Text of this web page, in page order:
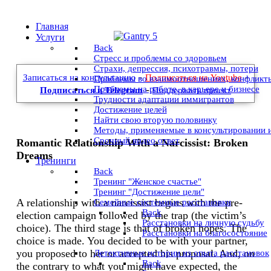
Главная
Услуги
Back
Стресс и проблемы со здоровьем
Страхи, депрессия, психотравмы, потери
Проблемы во взаимоотношениях,
Проблемы на работе, в карьере и бизнесе
Трудности адаптации иммигрантов
Достижение целей
Найти свою вторую половинку
Методы, применяемые в консультировании
Срочный видео ответ
Тренинги
Back
Тренинг "Женское счастье"
Тренинг "Достижение цели"
Семейные системные расстановки
Back
Расстановки на личную судьбу
Расстановки на благосостояние
Детективные истории из опыта расстановок
Back
Записаться на консультацию-Подписаться на Youtube-
Подписаться в Telegram-Поддержать проект
Romantic Relationship With a Narcissist: Broken
Dreams
A relationship with a narcissist begins with the pre-
election campaign followed by the trap (the victim’s
choice). The third stage is that of broken hopes. The
choice is made. You decided to be with your partner,
you proposed to her or accepted his proposal. And, on
the contrary to what you might have expected, the